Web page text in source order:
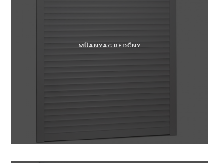
MŰANYAG REDŐNY